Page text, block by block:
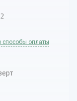
способы оплаты